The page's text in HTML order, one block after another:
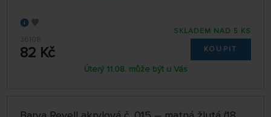
36108
82 Kč
SKLADEM NAD 5 KS
KOUPIT
Úterý 11.08. může být u Vás